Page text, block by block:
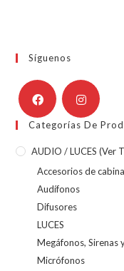
Síguenos
Categorías De
AUDIO / LUCES (ver
Accesorios de
Audífonos
Difusores
LUCES
Megáfonos, Sirenas
Micrófonos